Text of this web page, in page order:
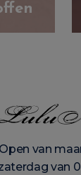
Open van
van